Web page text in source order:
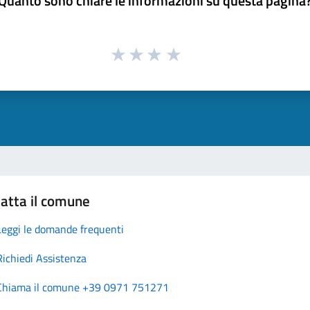
il comune
le domande frequenti
Assistenza
il comune +39 0971 751271